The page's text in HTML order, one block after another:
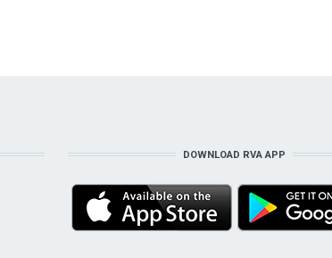
DOWNLOAD RVA APP